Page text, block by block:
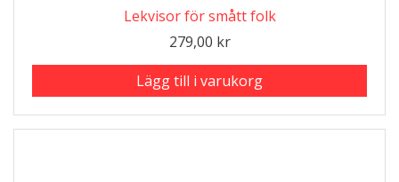
Lekvisor för smått folk
279,00 kr
Lägg till i varukorg